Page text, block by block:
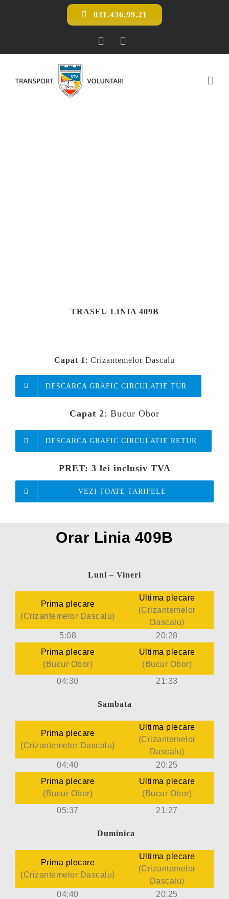
031.436.99.21
Facebook
mail:
TRASEU LINIA 409B
Capat 1 : Crizantemelor Dascalu
DESCARCA GRAFIC CIRCULATIE TUR
Capat 2: Bucur Obor
DESCARCA GRAFIC CIRCULATIE RETUR
PRET: 3 lei inclusiv TVA
VEZI TOATE TARIFELE
Orar Linia 409B
Luni – Vineri
Prima plecare
(Crizantemelor Dascalu)
Ultima plecare
(Crizantemelor
Dascalu)
5:08
20:28
Prima plecare
(Bucur Obor)
Ultima plecare
(Bucur Obor)
04:30
21:33
Sambata
Prima plecare
(Crizantemelor Dascalu)
Ultima plecare
(Crizantemelor
Dascalu)
04:40
20:25
Prima plecare
(Bucur Obor)
Ultima plecare
(Bucur Obor)
05:37
21:27
Duminica
Prima plecare
(Crizantemelor Dascalu)
Ultima plecare
(Crizantemelor
Dascalu)
04:40
20:25